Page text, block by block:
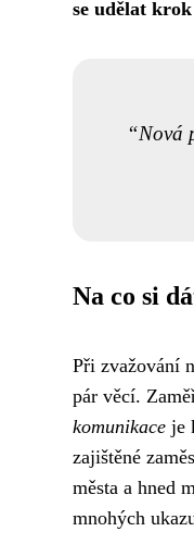
se udělat
Nová
Na co si
Při zvažování
pár věcí.
komunikace je
zajištěné
města a hned
mnohých